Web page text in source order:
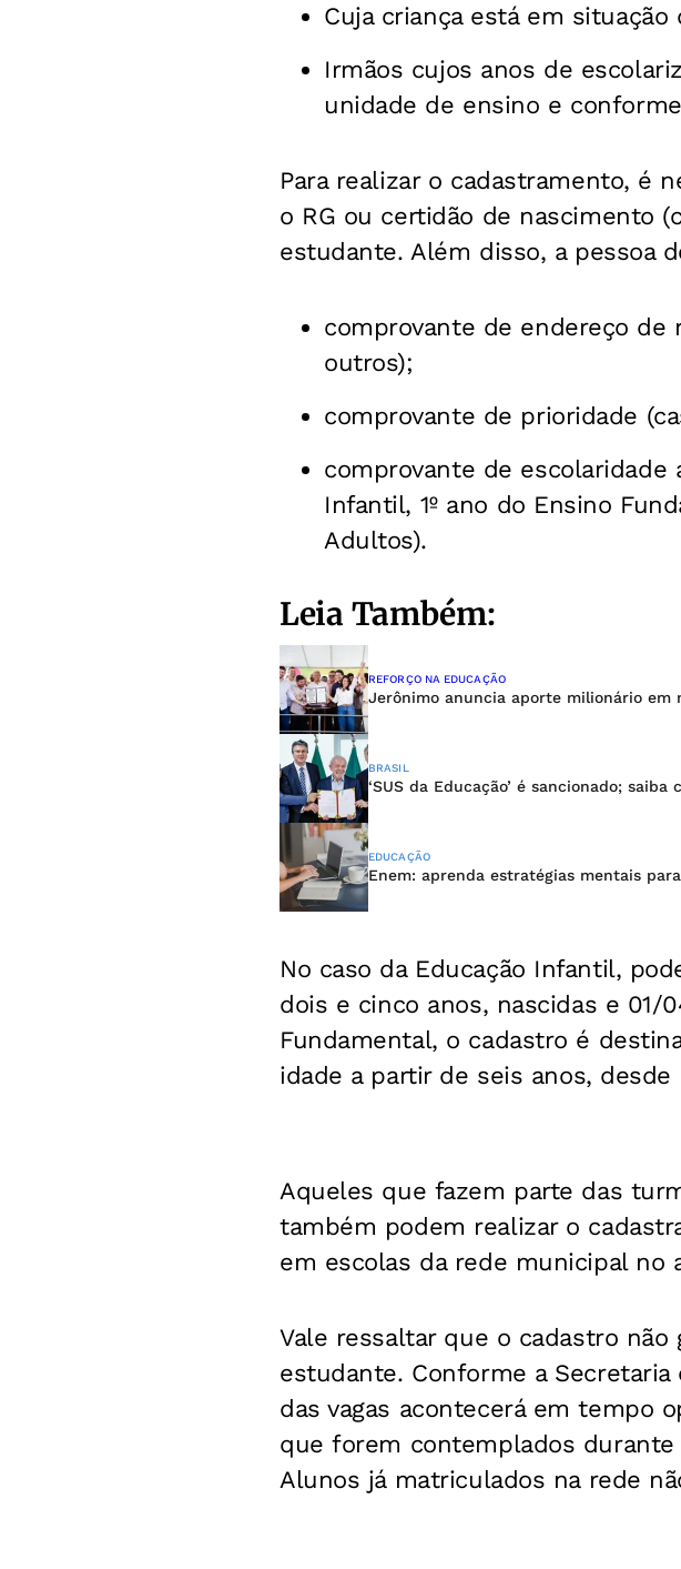
Cuja criança está em
Irmãos cujos anos de
unidade de ensino e
Para realizar o cadastramento, é
o RG ou certidão de nascimento
estudante. Além disso, a pessoa
comprovante de endereço de
outros);
comprovante de prioridade
comprovante de escolaridade
Infantil, 1º ano do Ensino
Adultos).
Leia Também:
REFORÇO NA EDUCAÇÃO
Jerônimo anuncia aporte milionário em
BRASIL
‘SUS da Educação’ é sancionado;
EDUCAÇÃO
Enem: aprenda estratégias mentais
No caso da Educação Infantil,
dois e cinco anos, nascidas e 01/
Fundamental, o cadastro é
idade a partir de seis anos,
Aqueles que fazem parte das
também podem realizar o
em escolas da rede municipal no
Vale ressaltar que o cadastro
estudante. Conforme a Secretaria
das vagas acontecerá em tempo
que forem contemplados
Alunos já matriculados na rede